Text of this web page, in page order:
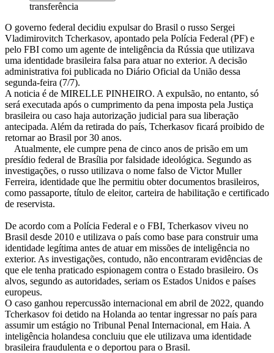
transferência
O governo federal decidiu expulsar do Brasil o russo Sergei
Vladimirovitch Tcherkasov, apontado pela Polícia Federal (PF) e
pelo FBI como um agente de inteligência da Rússia que utilizava
uma identidade brasileira falsa para atuar no exterior. A decisão
administrativa foi publicada no Diário Oficial da União dessa
segunda-feira (7/7).
A noticia é de MIRELLE PINHEIRO. A expulsão, no entanto, só
será executada após o cumprimento da pena imposta pela Justiça
brasileira ou caso haja autorização judicial para sua liberação
antecipada. Além da retirada do país, Tcherkasov ficará proibido de
retornar ao Brasil por 30 anos.
Atualmente, ele cumpre pena de cinco anos de prisão em um
presídio federal de Brasília por falsidade ideológica. Segundo as
investigações, o russo utilizava o nome falso de Victor Muller
Ferreira, identidade que lhe permitiu obter documentos brasileiros,
como passaporte, título de eleitor, carteira de habilitação e certificado
de reservista.
De acordo com a Polícia Federal e o FBI, Tcherkasov viveu no
Brasil desde 2010 e utilizava o país como base para construir uma
identidade legítima antes de atuar em missões de inteligência no
exterior. As investigações, contudo, não encontraram evidências de
que ele tenha praticado espionagem contra o Estado brasileiro. Os
alvos, segundo as autoridades, seriam os Estados Unidos e países
europeus.
O caso ganhou repercussão internacional em abril de 2022, quando
Tcherkasov foi detido na Holanda ao tentar ingressar no país para
assumir um estágio no Tribunal Penal Internacional, em Haia. A
inteligência holandesa concluiu que ele utilizava uma identidade
brasileira fraudulenta e o deportou para o Brasil.